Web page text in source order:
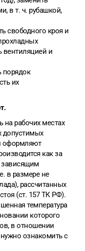
в т. ч. рубашкой,
свободного кроя и
вентиляцией и
порядок
их
рабочих местах
допустимых
оформляют
как за
зависящим
в размере не
рассчитанных
(ст. 157 ТК РФ).
температура
которого
в отношении
ознакомить с